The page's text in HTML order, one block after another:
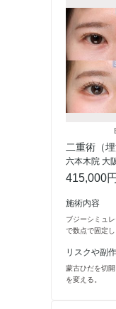
二重術（
六本木院 大
415,000円
施術内容
ブジーシミュ
で数点で固定し
リスクや副
蒙古ひだを切
を変える。